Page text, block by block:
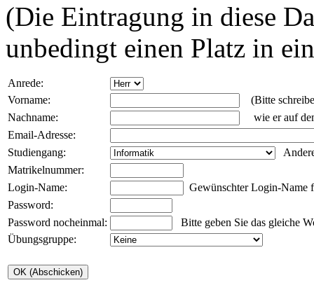
(Die Eintragung in diese
unbedingt einen Platz in
Anrede:
Vorname:
(Bitte
Nachname:
wie er auf
Email-Adresse:
Studiengang:
Matrikelnummer:
Login-Name:
Gewünschter Login-Name
Password:
Password nocheinmal:
Bitte geben Sie das gleiche
Übungsgruppe: